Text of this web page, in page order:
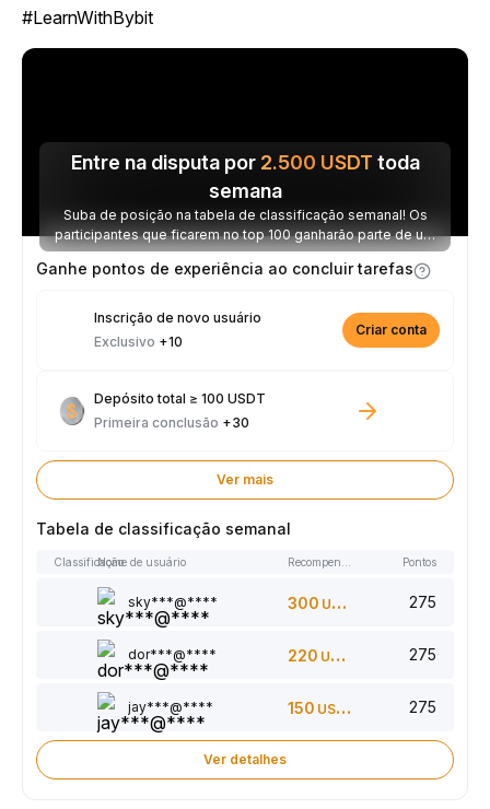
#LearnWithBybit
Entre na disputa por 2.500 USDT toda
semana
Suba de posição na tabela de classificação semanal! Os
participantes que ficarem no top 100 ganharão parte de um
prêmio de 2.500 USDT toda semana.
Ganhe pontos de experiência ao concluir tarefas
Inscrição de novo usuário
Exclusivo +10
Criar conta
Depósito total ≥ 100 USDT
Primeira conclusão +30
Ver mais
Tabela de classificação semanal
ClassificaçãoNome de usuário Recompensas Pontos
sky***@**** 300 USDT 275
dor***@**** 220 USDT 275
jay***@**** 150 USDT 275
Ver detalhes